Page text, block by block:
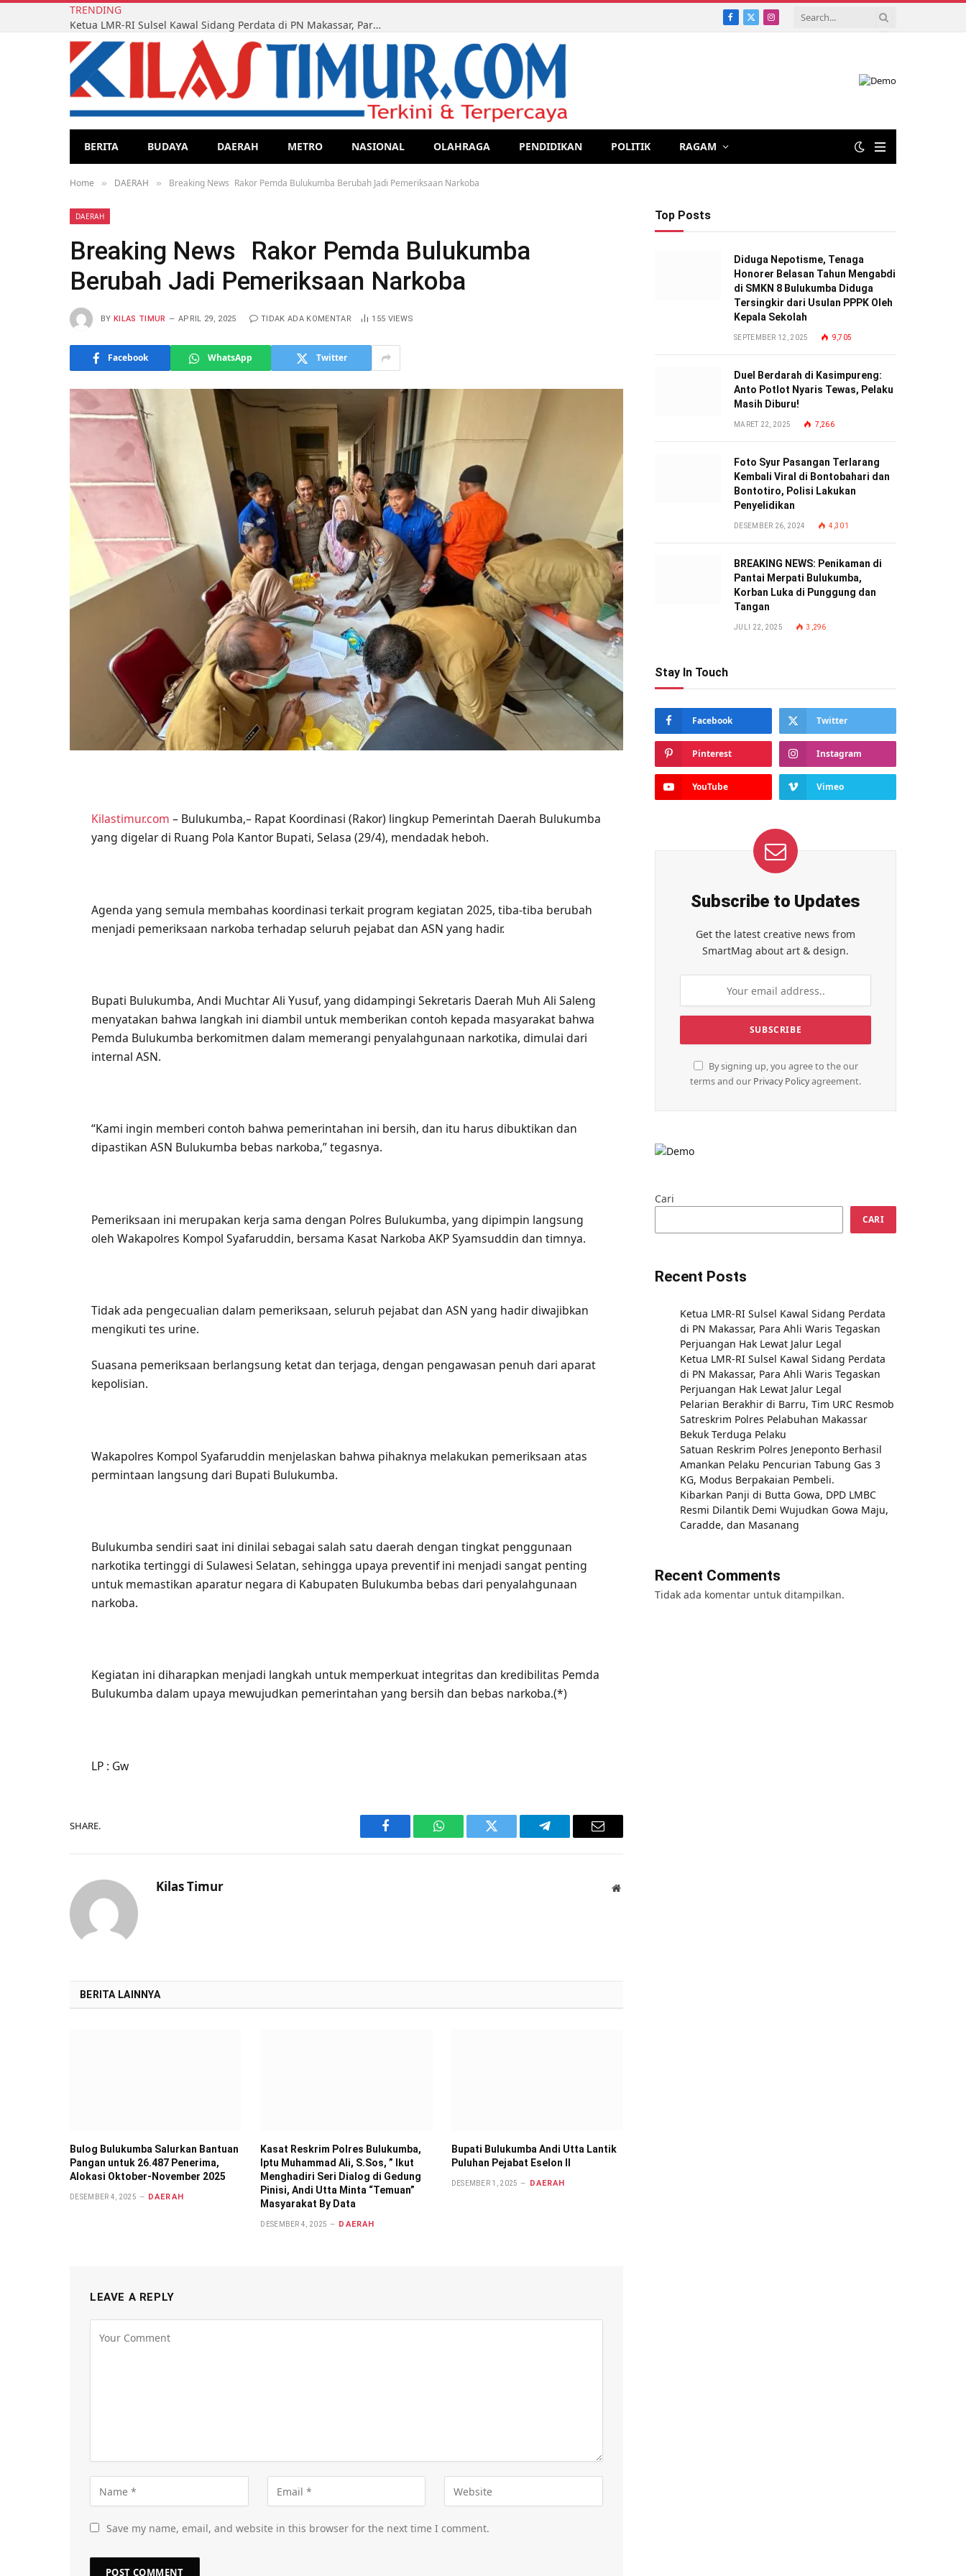
TRENDING
Ketua LMR-RI Sulsel Kawal Sidang Perdata di PN Makassar, Para Ahli Waris Tegaskan Perjuangan Hak Lewat Jalur Legal
Facebook
X
Instagram
BERITA BUDAYA DAERAH METRO NASIONAL OLAHRAGA PENDIDIKAN POLITIK RAGAM
Home » DAERAH » Breaking News Rakor Pemda Bulukumba Berubah Jadi Pemeriksaan Narkoba
DAERAH
Breaking News Rakor Pemda Bulukumba
Berubah Jadi Pemeriksaan Narkoba
BY KILAS TIMUR APRIL 29, 2025 TIDAK ADA KOMENTAR 155 VIEWS
Facebook WhatsApp Twitter
Kilastimur.com – Bulukumba,– Rapat Koordinasi (Rakor) lingkup Pemerintah Daerah Bulukumba
yang digelar di Ruang Pola Kantor Bupati, Selasa (29/4), mendadak heboh.
Agenda yang semula membahas koordinasi terkait program kegiatan 2025, tiba-tiba berubah
menjadi pemeriksaan narkoba terhadap seluruh pejabat dan ASN yang hadir.
Bupati Bulukumba, Andi Muchtar Ali Yusuf, yang didampingi Sekretaris Daerah Muh Ali Saleng
menyatakan bahwa langkah ini diambil untuk memberikan contoh kepada masyarakat bahwa
Pemda Bulukumba berkomitmen dalam memerangi penyalahgunaan narkotika, dimulai dari
internal ASN.
“Kami ingin memberi contoh bahwa pemerintahan ini bersih, dan itu harus dibuktikan dan
dipastikan ASN Bulukumba bebas narkoba,” tegasnya.
Pemeriksaan ini merupakan kerja sama dengan Polres Bulukumba, yang dipimpin langsung
oleh Wakapolres Kompol Syafaruddin, bersama Kasat Narkoba AKP Syamsuddin dan timnya.
Tidak ada pengecualian dalam pemeriksaan, seluruh pejabat dan ASN yang hadir diwajibkan
mengikuti tes urine.
Suasana pemeriksaan berlangsung ketat dan terjaga, dengan pengawasan penuh dari aparat
kepolisian.
Wakapolres Kompol Syafaruddin menjelaskan bahwa pihaknya melakukan pemeriksaan atas
permintaan langsung dari Bupati Bulukumba.
Bulukumba sendiri saat ini dinilai sebagai salah satu daerah dengan tingkat penggunaan
narkotika tertinggi di Sulawesi Selatan, sehingga upaya preventif ini menjadi sangat penting
untuk memastikan aparatur negara di Kabupaten Bulukumba bebas dari penyalahgunaan
narkoba.
Kegiatan ini diharapkan menjadi langkah untuk memperkuat integritas dan kredibilitas Pemda
Bulukumba dalam upaya mewujudkan pemerintahan yang bersih dan bebas narkoba.(*)
LP : Gw
SHARE.
Facebook WhatsAppTwitter Telegram Email
Kilas Timur Website
BERITA LAINNYA
Bulog Bulukumba Salurkan Bantuan
Pangan untuk 26.487 Penerima,
Alokasi Oktober-November 2025
DESEMBER 4, 2025 DAERAH
Kasat Reskrim Polres Bulukumba,
Iptu Muhammad Ali, S.Sos, ” Ikut
Menghadiri Seri Dialog di Gedung
Pinisi, Andi Utta Minta “Temuan”
Masyarakat By Data
DESEMBER 4, 2025 DAERAH
Bupati Bulukumba Andi Utta Lantik
Puluhan Pejabat Eselon II
DESEMBER 1, 2025 DAERAH
LEAVE A REPLY
Save my name, email, and website in this browser for the next time I comment.
Top Posts
Diduga Nepotisme, Tenaga
Honorer Belasan Tahun Mengabdi
di SMKN 8 Bulukumba Diduga
Tersingkir dari Usulan PPPK Oleh
Kepala Sekolah
SEPTEMBER 12, 2025 9,705
Duel Berdarah di Kasimpureng:
Anto Potlot Nyaris Tewas, Pelaku
Masih Diburu!
MARET 22, 2025 7,266
Foto Syur Pasangan Terlarang
Kembali Viral di Bontobahari dan
Bontotiro, Polisi Lakukan
Penyelidikan
DESEMBER 26, 2024 4,301
BREAKING NEWS: Penikaman di
Pantai Merpati Bulukumba,
Korban Luka di Punggung dan
Tangan
JULI 22, 2025 3,296
Stay In Touch
Facebook Twitter
Pinterest Instagram
YouTube Vimeo
Subscribe to Updates
Get the latest creative news from
SmartMag about art & design.
By signing up, you agree to the our
terms and our Privacy Policyagreement.
Cari
CARI
Recent Posts
Ketua LMR-RI Sulsel Kawal Sidang Perdata
di PN Makassar, Para Ahli Waris Tegaskan
Perjuangan Hak Lewat Jalur Legal
Ketua LMR-RI Sulsel Kawal Sidang Perdata
di PN Makassar, Para Ahli Waris Tegaskan
Perjuangan Hak Lewat Jalur Legal
Pelarian Berakhir di Barru, Tim URC Resmob
Satreskrim Polres Pelabuhan Makassar
Bekuk Terduga Pelaku
Satuan Reskrim Polres Jeneponto Berhasil
Amankan Pelaku Pencurian Tabung Gas 3
KG, Modus Berpakaian Pembeli.
Kibarkan Panji di Butta Gowa, DPD LMBC
Resmi Dilantik Demi Wujudkan Gowa Maju,
Caradde, dan Masanang
Recent Comments
Tidak ada komentar untuk ditampilkan.